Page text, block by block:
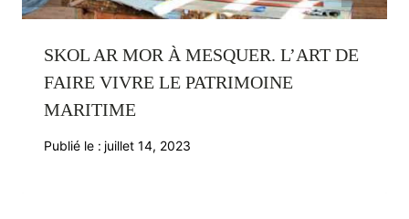
SKOL AR MOR À MESQUER. L’ART DE
FAIRE VIVRE LE PATRIMOINE
MARITIME
Publié le : juillet 14, 2023